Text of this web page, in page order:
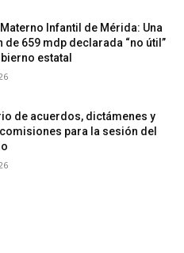
Infantil de Mérida: Una
de 659 mdp declarada “no útil”
estatal
de acuerdos, dictámenes y
para la sesión del